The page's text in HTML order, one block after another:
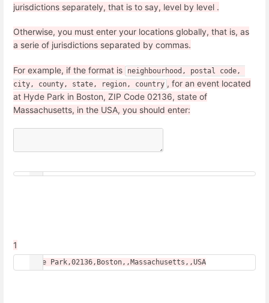
jurisdictions separately, that is to say, level by level .
Otherwise, you must enter your locations globally, that is, as
a serie of jurisdictions separated by commas.
For example, if the format is
neighbourhood, postal code,
city, county, state, region, country , for an event located
at Hyde Park in Boston, ZIP Code 02136, state of
Massachusetts, in the USA, you should enter:
1
Hyde Park,02136,Boston,,Massachusetts,,USA